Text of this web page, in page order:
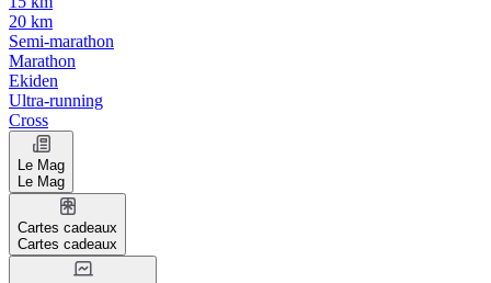
20 km
Semi-marathon
Marathon
Ekiden
Ultra-running
Cross
Le Mag
Le Mag
Cartes cadeaux
Cartes cadeaux